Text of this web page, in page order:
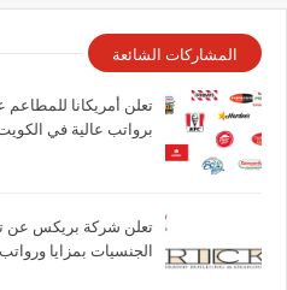
المشاركات الشائعة
تعلن أمريكانا
برواتب عالية في
تعلن شركة بريكس عن
الجنسيات بمزايا